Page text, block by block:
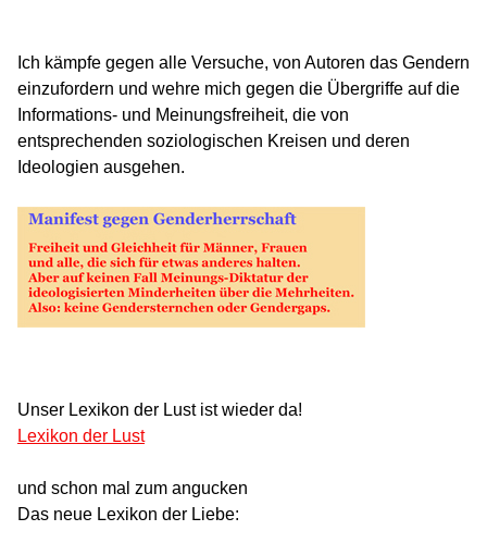
Ich kämpfe gegen alle Versuche, von Autoren das Gendern
einzufordern und wehre mich gegen die Übergriffe auf die
Informations- und Meinungsfreiheit, die von
entsprechenden soziologischen Kreisen und deren
Ideologien ausgehen.
Unser Lexikon der Lust ist wieder da!
Lexikon der Lust
und schon mal zum angucken
Das neue Lexikon der Liebe: